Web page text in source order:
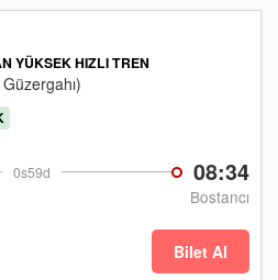
0s59d 08:34
Bostancı
YÜKSEK HIZLI TREN
Bilet Al